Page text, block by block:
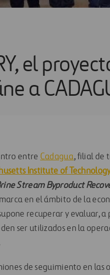
el
a
entre Cadagua, filial de
Institute of
Stream Byproduct
en el ámbito de la
recuperar y evaluar,
ser utilizados en la
de seguimiento en las